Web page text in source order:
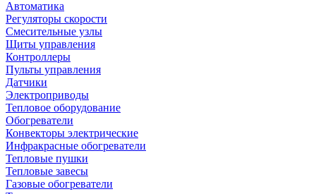
Автоматика
Регуляторы скорости
Смесительные узлы
Щиты управления
Контроллеры
Пульты управления
Датчики
Электроприводы
Тепловое оборудование
Обогреватели
Конвекторы электрические
Инфракрасные обогреватели
Тепловые пушки
Тепловые завесы
Газовые обогреватели